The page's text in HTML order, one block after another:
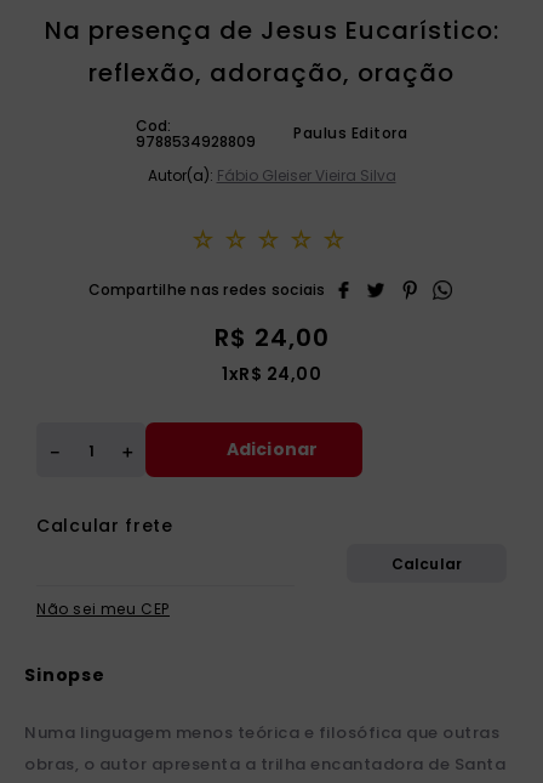
Na presença de Jesus Eucarístico:
reflexão, adoração, oração
Cod:
9788534928809 Paulus Editora
Autor(a): Fábio Gleiser Vieira Silva
☆ ☆ ☆ ☆ ☆
R$ 24,00
1xR$ 24,00
＋
－ Adicionar
Não sei meu CEP
Numa linguagem menos teórica e filosófica que outras
obras, o autor apresenta a trilha encantadora de Santa